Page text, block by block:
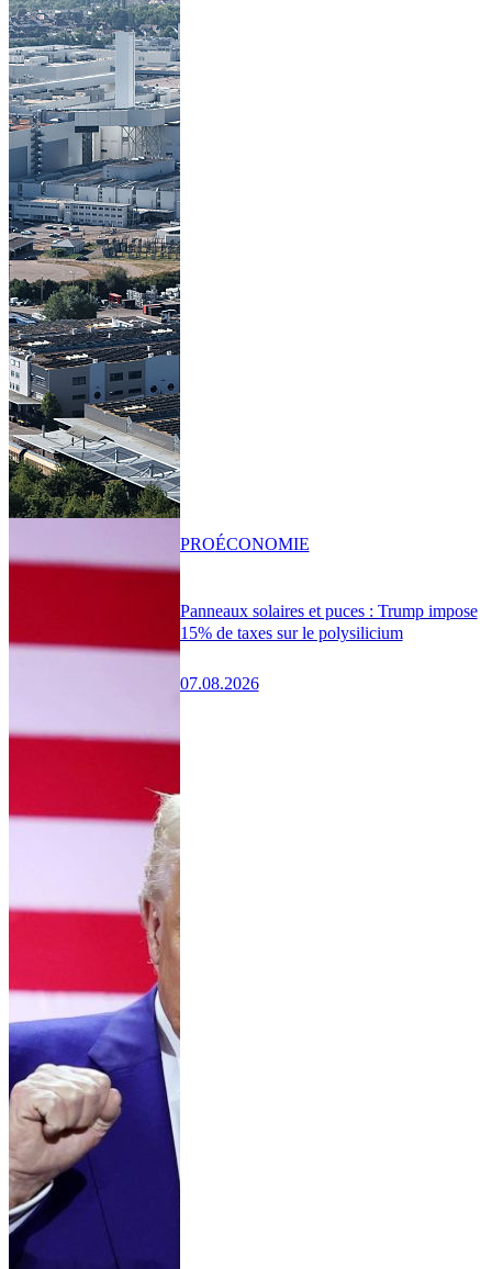
Panneaux solaires et puces : Trump impose
15% de taxes sur le polysilicium
07.08.2026
PROÉCONOMIE